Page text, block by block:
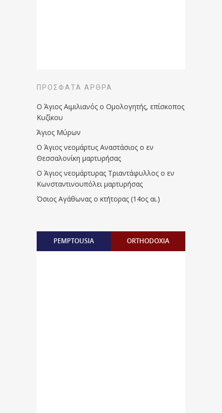
ΠΡΌΣΦΑΤΑ ΆΡΘΡΑ
Ο Άγιος Αιμιλιανός ο Ομολογητής, επίσκοπος
Κυζίκου
Άγιος Μύρων
Ο Άγιος νεομάρτυς Αναστάσιος ο εν
Θεσσαλονίκη μαρτυρήσας
Ο Άγιος νεομάρτυρας Τριαντάφυλλος ο εν
Κωνσταντινουπόλει μαρτυρήσας
Όσιος Αγάθωνας ο κτήτορας (14ος αι.)
PEMPTOUSIA ORTHODOXIA